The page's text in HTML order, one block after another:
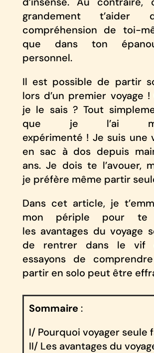
grandement t’aider
compréhension de toi-
que dans ton
personnel.
Il est possible de partir
lors d’un premier voyage
je le sais ? Tout
que je l’ai moi-
expérimenté ! Je suis une
en sac à dos depuis
ans. Je dois te l’avouer,
je préfère même partir
Dans cet article, je
mon périple pour te
les avantages du voyage
de rentrer dans le vif
essayons de
partir en solo peut être
Sommaire:
I/ Pourquoi voyager seule
II/ Les avantages du